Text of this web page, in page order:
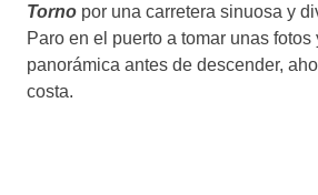
Torno por una carretera sinuosa y
Paro en el puerto a tomar unas fotos
panorámica antes de descender,
costa.